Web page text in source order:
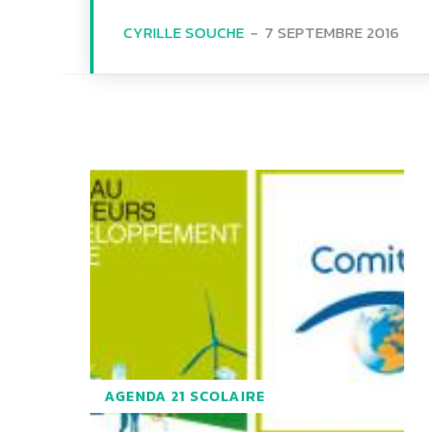
CYRILLE SOUCHE - 7 SEPTEMBRE 2016
AGENDA 21 SCOLAIRE